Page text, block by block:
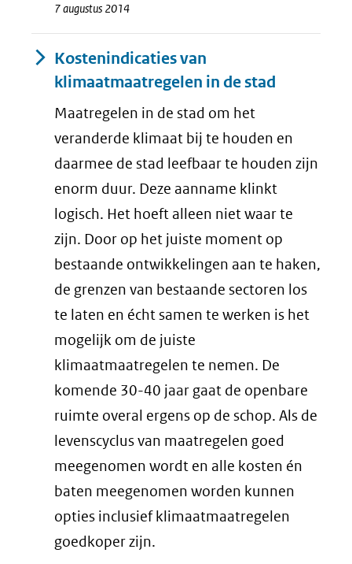
7 augustus 2014
Kostenindicaties van
klimaatmaatregelen in de stad
Maatregelen in de stad om het
veranderde klimaat bij te houden en
daarmee de stad leefbaar te houden zijn
enorm duur. Deze aanname klinkt
logisch. Het hoeft alleen niet waar te
zijn. Door op het juiste moment op
bestaande ontwikkelingen aan te haken,
de grenzen van bestaande sectoren los
te laten en écht samen te werken is het
mogelijk om de juiste
klimaatmaatregelen te nemen. De
komende 30-40 jaar gaat de openbare
ruimte overal ergens op de schop. Als de
levenscyclus van maatregelen goed
meegenomen wordt en alle kosten én
baten meegenomen worden kunnen
opties inclusief klimaatmaatregelen
goedkoper zijn.